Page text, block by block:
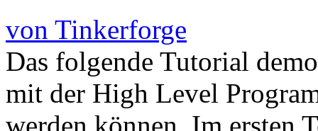
von Tinkerforge
Das folgende Tutorial
mit der High Level
werden können. Im ersten